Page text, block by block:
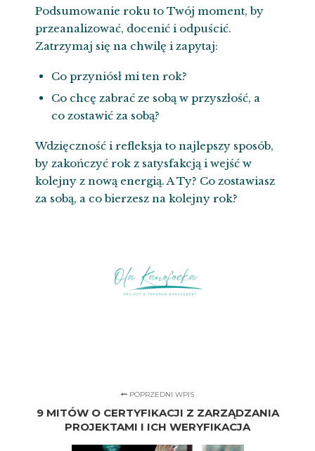
Podsumowanie roku to Twój moment, by
przeanalizować, docenić i odpuścić.
Zatrzymaj się na chwilę i zapytaj:
Co przyniósł mi ten rok?
Co chcę zabrać ze sobą w przyszłość, a
co zostawić za sobą?
Wdzięczność i refleksja to najlepszy sposób,
by zakończyć rok z satysfakcją i wejść w
kolejny z nową energią. A Ty? Co zostawiasz
za sobą, a co bierzesz na kolejny rok?
POPRZEDNI WPIS
9 MITÓW O CERTYFIKACJI Z ZARZĄDZANIA
PROJEKTAMI I ICH WERYFIKACJA